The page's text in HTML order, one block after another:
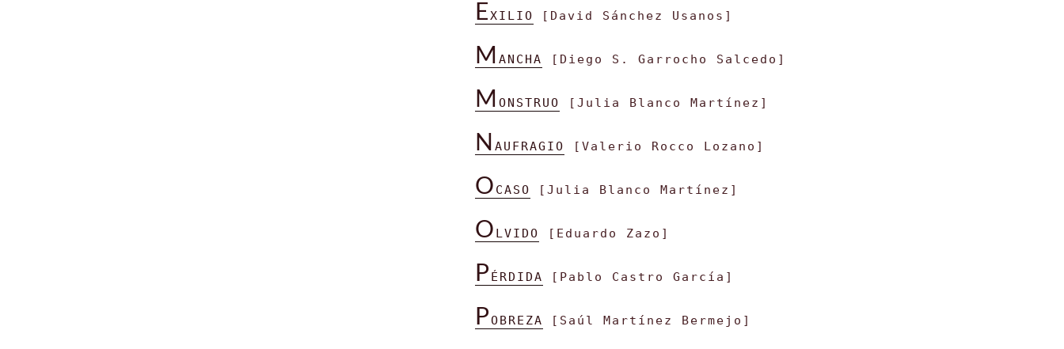
EXILIO [David Sánchez Usanos]
M ANCHA [Diego S. Garrocho Salcedo]
M ONSTRUO [Julia Blanco Martínez]
N AUFRAGIO [Valerio Rocco Lozano]
O CASO [Julia Blanco Martínez]
O LVIDO [Eduardo Zazo]
P ÉRDIDA [Pablo Castro García]
POBREZA [Saúl Martínez Bermejo]